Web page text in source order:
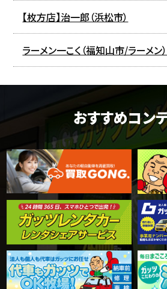
【枚方店】治一郎（浜松市）
ラーメン一こく（福知山市/ラーメン）
おすすめコン